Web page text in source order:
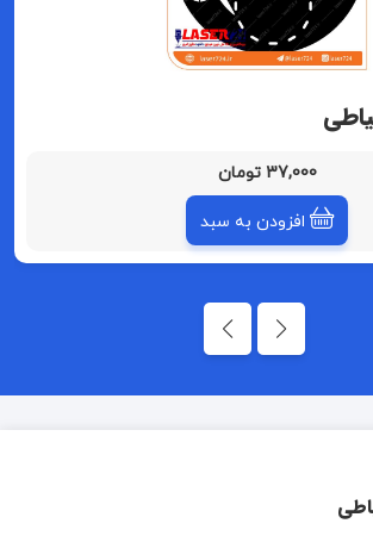
37,000 تومان
افزودن به سبد